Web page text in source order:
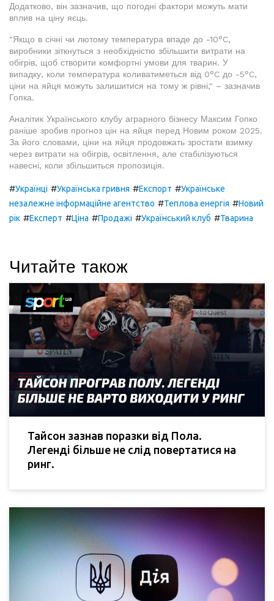
Додатково, він зазначив, що погодні фактори можуть мати
вплив на ціну яєць.
"Якщо в січні чи лютому температура впаде до -10°C,
виробники зіткнуться з необхідністю збільшити витрати на
обігрів, щоб створити комфортні умови для тварин. У
випадку, коли температура коливатиметься від 0°C до -5°C,
ціни на яйця можуть залишитися на тому ж рівні," – зазначив
Гопка.
Аналітик Українського клубу аграрного бізнесу Максим Гопко
раніше зробив прогноз цін на яйця перед Новим роком 2025.
За його словами, ціни на яйця продовжать зростати взимку
через витрати на обігрів, освітлення, але стабілізуються
навесні, коли збільшиться пропозиція.
#Українці #Українська гривня #Експорт #Українське
незалежне інформаційне агентство #Теплова енергія #Новий
рік #Експерт #Ціна #Продажі #Український клуб #Тварина
Читайте також
Тайсон зазнав поразки від Пола.
Легенді більше не слід повертатися на
ринг.